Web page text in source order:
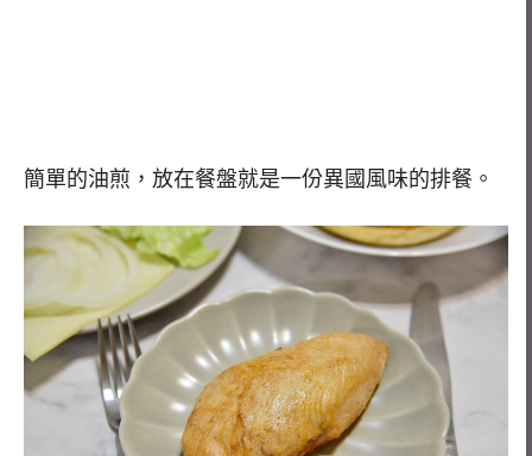
簡單的油煎，放在餐盤就是一份異國風味的排餐。